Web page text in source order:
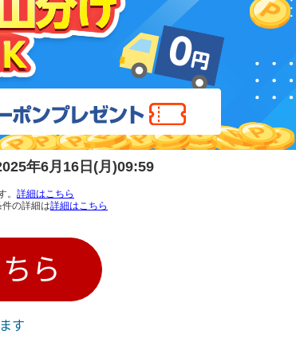
年6月16日(月)09:59
。 詳細はこちら
の詳細は詳細はこちら
ら
す